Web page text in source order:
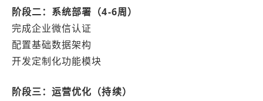
阶段二：系统部署（4-6周）
完成企业微信认证
配置基础数据架构
开发定制化功能模块
阶段三：运营优化（持续）